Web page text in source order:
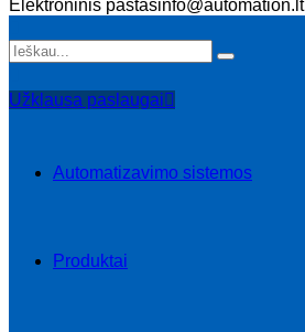
Elektroninis paštasinfo@automation.lt
Užklausa paslaugai
Automatizavimo sistemos
Produktai